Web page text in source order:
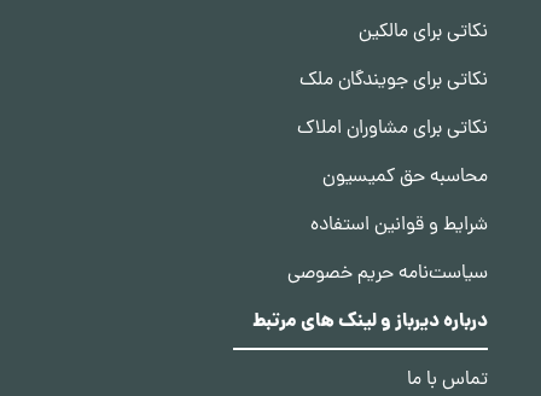
نکاتی برای مالکین
نکاتی برای جویندگان ملک
نکاتی برای مشاوران املاک
محاسبه حق کمیسیون
شرایط و قوانین استفاده
سیاست‌نامه حریم خصوصی
درباره دیرباز و لینک های مرتبط
تماس با ما